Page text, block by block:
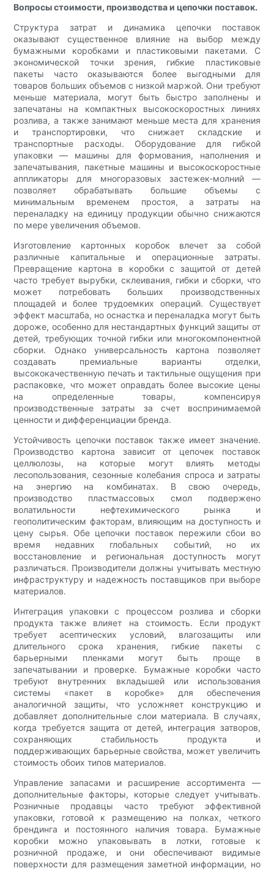
Вопросы стоимости, производства и цепочки поставок.
Структура затрат и динамика цепочки поставок
оказывают существенное влияние на выбор между
бумажными коробками и пластиковыми пакетами. С
экономической точки зрения, гибкие пластиковые
пакеты часто оказываются более выгодными для
товаров больших объемов с низкой маржой. Они требуют
меньше материала, могут быть быстро заполнены и
запечатаны на компактных высокоскоростных линиях
розлива, а также занимают меньше места для хранения
и транспортировки, что снижает складские и
транспортные расходы. Оборудование для гибкой
упаковки — машины для формования, наполнения и
запечатывания, пакетные машины и высокоскоростные
аппликаторы для многоразовых застежек-молний —
позволяет обрабатывать большие объемы с
минимальным временем простоя, а затраты на
переналадку на единицу продукции обычно снижаются
по мере увеличения объемов.
Изготовление картонных коробок влечет за собой
различные капитальные и операционные затраты.
Превращение картона в коробки с защитой от детей
часто требует вырубки, склеивания, гибки и сборки, что
может потребовать больших производственных
площадей и более трудоемких операций. Существует
эффект масштаба, но оснастка и переналадка могут быть
дороже, особенно для нестандартных функций защиты от
детей, требующих точной гибки или многокомпонентной
сборки. Однако универсальность картона позволяет
создавать премиальные варианты отделки,
высококачественную печать и тактильные ощущения при
распаковке, что может оправдать более высокие цены
на определенные товары, компенсируя
производственные затраты за счет воспринимаемой
ценности и дифференциации бренда.
Устойчивость цепочки поставок также имеет значение.
Производство картона зависит от цепочек поставок
целлюлозы, на которые могут влиять методы
лесопользования, сезонные колебания спроса и затраты
на энергию на комбинатах. В свою очередь,
производство пластмассовых смол подвержено
волатильности нефтехимического рынка и
геополитическим факторам, влияющим на доступность и
цену сырья. Обе цепочки поставок пережили сбои во
время недавних глобальных событий, но их
восстановление и региональная доступность могут
различаться. Производители должны учитывать местную
инфраструктуру и надежность поставщиков при выборе
материалов.
Интеграция упаковки с процессом розлива и сборки
продукта также влияет на стоимость. Если продукт
требует асептических условий, влагозащиты или
длительного срока хранения, гибкие пакеты с
барьерными пленками могут быть проще в
запечатывании и проверке. Бумажные коробки часто
требуют внутренних вкладышей или использования
системы «пакет в коробке» для обеспечения
аналогичной защиты, что усложняет конструкцию и
добавляет дополнительные слои материала. В случаях,
когда требуется защита от детей, интеграция затворов,
сохраняющих стабильность продукта и
поддерживающих барьерные свойства, может увеличить
стоимость обоих типов материалов.
Управление запасами и расширение ассортимента —
дополнительные факторы, которые следует учитывать.
Розничные продавцы часто требуют эффективной
упаковки, готовой к размещению на полках, четкого
брендинга и постоянного наличия товара. Бумажные
коробки можно упаковывать в лотки, готовые к
розничной продаже, и они обеспечивают видимые
поверхности для размещения заметной информации, но